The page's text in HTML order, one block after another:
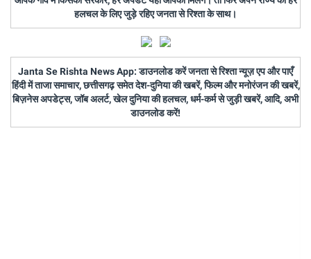
हलचल के लिए जुड़े रहिए जनता से रिश्ता के साथ।
Janta Se Rishta News App: डाउनलोड करें जनता से रिश्ता न्यूज़ एप और पाएँ
हिंदी में ताजा समाचार, छत्तीसगढ़ समेत देश-दुनिया की खबरें, फिल्म और मनोरंजन की खबरें,
बिज़नेस अपडेट्स, जॉब अलर्ट, खेल दुनिया की हलचल, धर्म-कर्म से जुड़ी खबरें, आदि, अभी
डाउनलोड करें!